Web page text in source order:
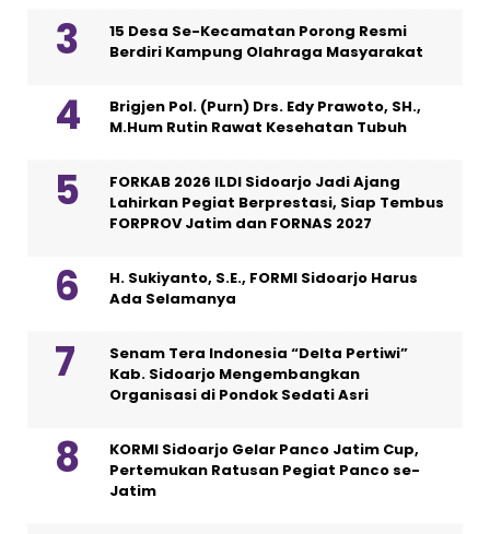
15 Desa Se-Kecamatan Porong Resmi
Berdiri Kampung Olahraga Masyarakat
Brigjen Pol. (Purn) Drs. Edy Prawoto, SH.,
M.Hum Rutin Rawat Kesehatan Tubuh
FORKAB 2026 ILDI Sidoarjo Jadi Ajang
Lahirkan Pegiat Berprestasi, Siap Tembus
FORPROV Jatim dan FORNAS 2027
H. Sukiyanto, S.E., FORMI Sidoarjo Harus
Ada Selamanya
Senam Tera Indonesia “Delta Pertiwi”
Kab. Sidoarjo Mengembangkan
Organisasi di Pondok Sedati Asri
KORMI Sidoarjo Gelar Panco Jatim Cup,
Pertemukan Ratusan Pegiat Panco se-
Jatim